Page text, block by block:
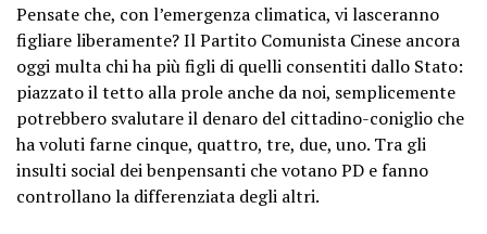
Pensate che, con l’emergenza climatica, vi lasceranno
figliare liberamente? Il Partito Comunista Cinese ancora
oggi multa chi ha più figli di quelli consentiti dallo Stato:
piazzato il tetto alla prole anche da noi, semplicemente
potrebbero svalutare il denaro del cittadino-coniglio che
ha voluti farne cinque, quattro, tre, due, uno. Tra gli
insulti social dei benpensanti che votano PD e fanno
controllano la differenziata degli altri.